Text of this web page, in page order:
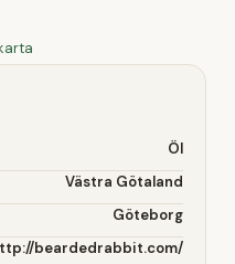
Öl
Västra Götaland
Göteborg
beardedrabbit.com/